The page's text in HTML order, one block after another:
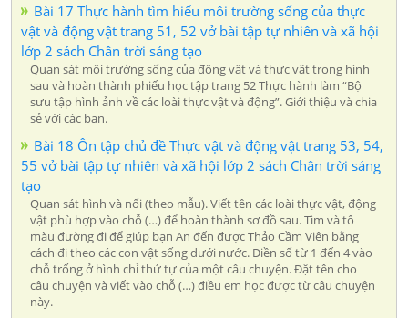
Bài 17 Thực hành tìm hiểu môi trường sống của thực
vật và động vật trang 51, 52 vở bài tập tự nhiên và xã hội
lớp 2 sách Chân trời sáng tạo
Quan sát môi trường sống của động vật và thực vật trong hình
sau và hoàn thành phiếu học tập trang 52 Thực hành làm “Bộ
sưu tập hình ảnh về các loài thực vật và động”. Giới thiệu và chia
sẻ với các bạn.
Bài 18 Ôn tập chủ đề Thực vật và động vật trang 53, 54,
55 vở bài tập tự nhiên và xã hội lớp 2 sách Chân trời sáng
tạo
Quan sát hình và nối (theo mẫu). Viết tên các loài thực vật, động
vật phù hợp vào chỗ (…) để hoàn thành sơ đồ sau. Tìm và tô
màu đường đi để giúp bạn An đến được Thảo Cầm Viên bằng
cách đi theo các con vật sống dưới nước. Điền số từ 1 đến 4 vào
chỗ trống ở hình chỉ thứ tự của một câu chuyện. Đặt tên cho
câu chuyện và viết vào chỗ (…) điều em học được từ câu chuyện
này.